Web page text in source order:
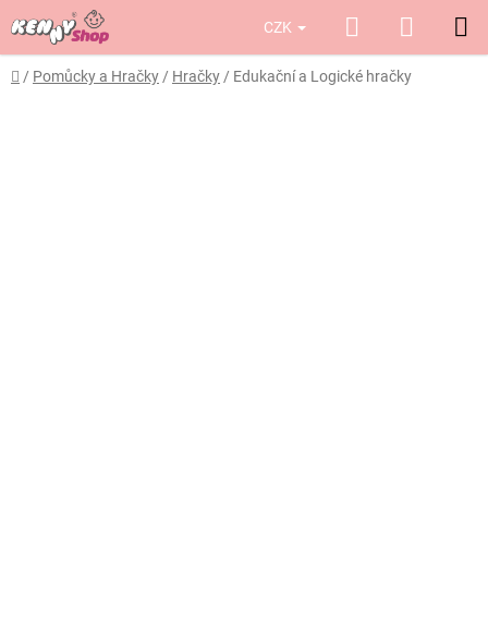
na
obsah
CZK Hledat
KOŠÍK
Domů
/ Pomůcky a Hračky / Hračky / Edukační a Logické hračky